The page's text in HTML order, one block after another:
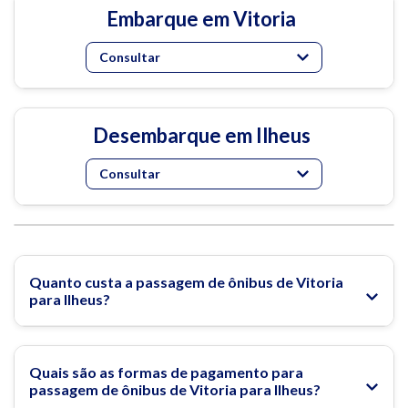
Embarque em Vitoria
Consultar
Desembarque em Ilheus
Consultar
Quanto custa a passagem de ônibus de Vitoria
para Ilheus?
Quais são as formas de pagamento para
passagem de ônibus de Vitoria para Ilheus?